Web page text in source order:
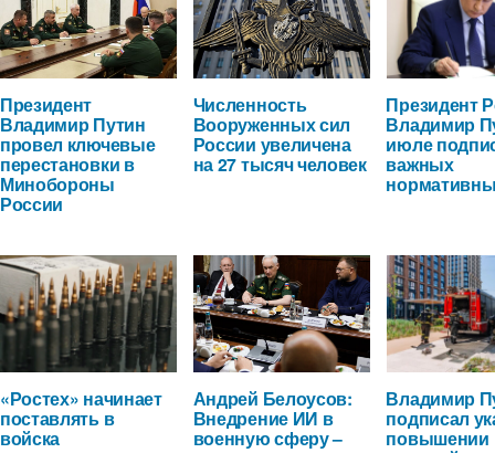
Президент
Владимир Путин
провел ключевые
перестановки в
Минобороны
России
Численность
Вооруженных сил
России увеличена
на 27 тысяч человек
Президент
Владимир
июле
важных
«Ростех» начинает
поставлять в
войска
Андрей Белоусов:
Внедрение ИИ в
военную сферу –
Владимир
подписал
повышении